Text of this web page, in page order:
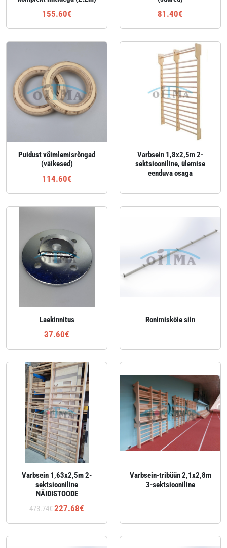
155.60€ 81.40€
Puidust võimlemisrõngad
(väikesed)
114.60€
Varbsein 1,8x2,5m 2-
sektsiooniline, ülemise
eenduva osaga
Laekinnitus
37.60€
Ronimisköie siin
Varbsein 1,63x2,5m 2-
sektsiooniline
NÄIDISTOODE
473.74€227.68€
Varbsein-tribüün 2,1x2,8m
3-sektsiooniline